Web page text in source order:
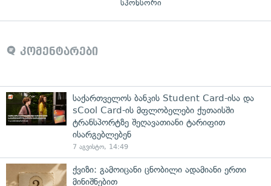
სპონსორი
კომენტარები
საქართველოს ბანკის Student Card-ისა და
sCool Card-ის მფლობელები ქუთაისში
ტრანსპორტზე შეღავათიანი ტარიფით
ისარგებლებენ
7 აგვისტო, 14:49
ქვიზი: გამოიცანი ცნობილი ადამიანი ერთი
მინიშნებით